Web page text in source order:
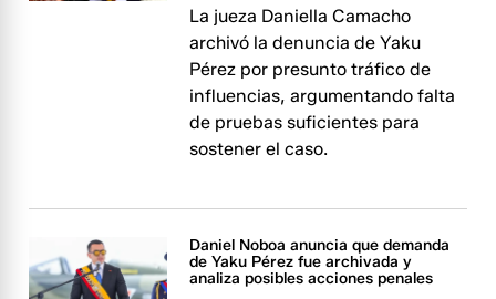
La jueza Daniella Camacho
archivó la denuncia de Yaku
Pérez por presunto tráfico de
influencias, argumentando falta
de pruebas suficientes para
sostener el caso.
Daniel Noboa anuncia que demanda
de Yaku Pérez fue archivada y
analiza posibles acciones penales